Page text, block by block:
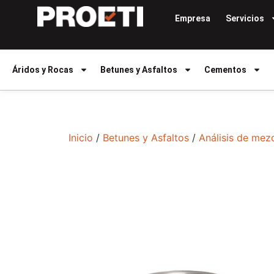
Empresa Servicios
Áridos y Rocas Betunes y Asfaltos Cementos
Inicio / Betunes y Asfaltos / Análisis de